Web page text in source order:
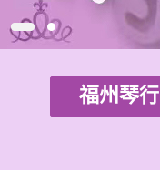
福州琴行